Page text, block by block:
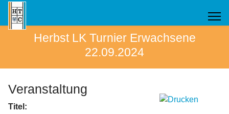
Herbst LK Turnier Erwachsene
22.09.2024
Veranstaltung
Titel: